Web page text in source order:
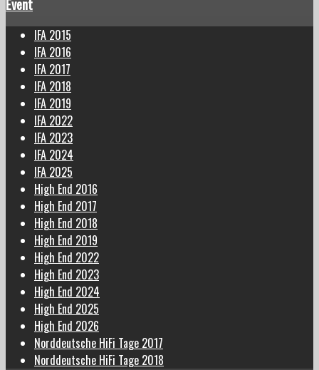
IFA 2015
IFA 2016
IFA 2017
IFA 2018
IFA 2019
IFA 2022
IFA 2023
IFA 2024
IFA 2025
High End 2016
High End 2017
High End 2018
High End 2019
High End 2022
High End 2023
High End 2024
High End 2025
High End 2026
Norddeutsche HiFi Tage 2017
Norddeutsche HiFi Tage 2018